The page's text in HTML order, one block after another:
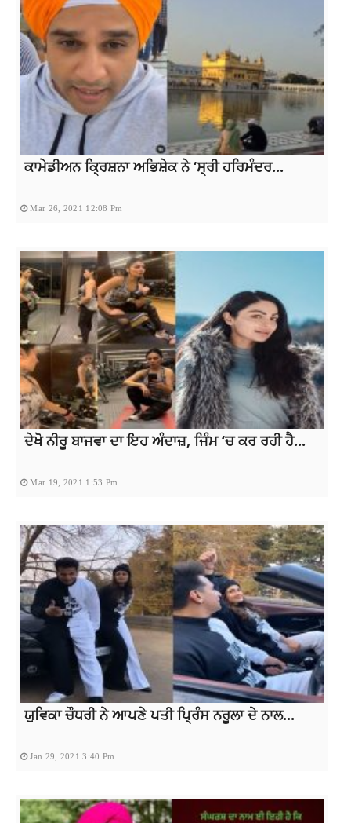
ਕਾਮੇਡੀਅਨ ਕ੍ਰਿਸ਼ਨਾ ਅਭਿਸ਼ੇਕ ਨੇ ‘ਸ੍ਰੀ ਹਰਿਮੰਦਰ...
Mar 26, 2021 12:08 Pm
ਦੇਖੋ ਨੀਰੂ ਬਾਜਵਾ ਦਾ ਇਹ ਅੰਦਾਜ਼, ਜਿੰਮ ‘ਚ ਕਰ ਰਹੀ ਹੈ...
Mar 19, 2021 1:53 Pm
ਯੁਵਿਕਾ ਚੌਧਰੀ ਨੇ ਆਪਣੇ ਪਤੀ ਪ੍ਰਿੰਸ ਨਰੂਲਾ ਦੇ ਨਾਲ...
Jan 29, 2021 3:40 Pm